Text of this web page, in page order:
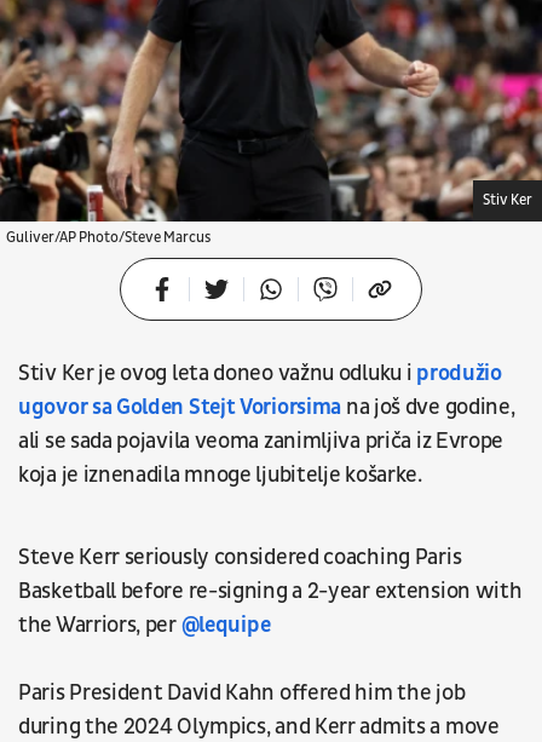
Guliver/AP Photo/Steve Marcus
Stiv Ker
Stiv Ker je ovog leta doneo važnu odluku i produžio
ugovor sa Golden Stejt Voriorsima na još dve godine,
ali se sada pojavila veoma zanimljiva priča iz Evrope
koja je iznenadila mnoge ljubitelje košarke.
Steve Kerr seriously considered coaching Paris
Basketball before re-signing a 2-year extension with
the Warriors, per@lequipe
​Paris President David Kahn offered him the job
during the 2024 Olympics, and Kerr admits a move